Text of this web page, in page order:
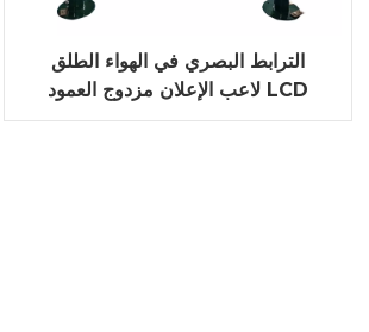
الترابط البصري في الهواء الطلق
لاعب الإعلان مزدوج العمود LCD
الإعلان الرقمية لافتات العرض